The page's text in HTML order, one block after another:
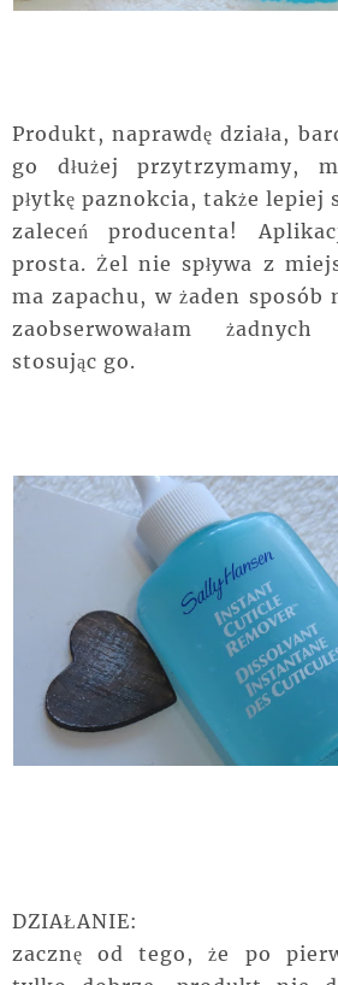
Produkt, naprawdę działa,
go dłużej przytrzymamy,
płytkę paznokcia, także lepiej
zaleceń producenta!
prosta. Żel nie spływa z
ma zapachu, w żaden sposób
zaobserwowałam żadnych
stosując go.
DZIAŁANIE:
zacznę od tego, że po